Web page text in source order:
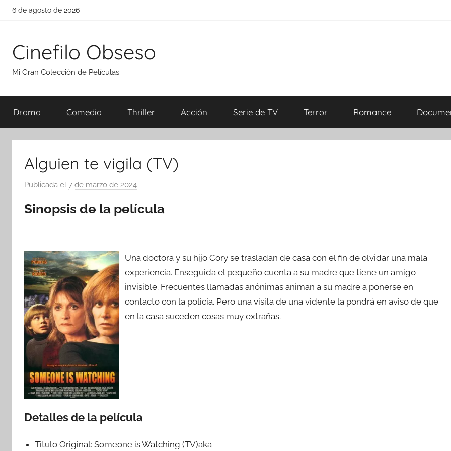
Saltar
6 de agosto de 2026
Cinefilo Obseso
Mi Gran Colección de Películas
Drama Comedia Thriller Acción Serie de TV Terror Romance
Alguien te vigila (TV)
Publicada el 7 de marzo de 2024
r
Sinopsis de la película
Una doctora y su hijo Cory se trasladan de casa con el fin de olvidar una mala
experiencia. Enseguida el pequeño cuenta a su madre que tiene un amigo
invisible. Frecuentes llamadas anónimas animan a su madre a ponerse en
contacto con la policía. Pero una visita de una vidente la pondrá en aviso de que
en la casa suceden cosas muy extrañas.
Detalles de la película
Titulo Original:Someone is Watching (TV)aka